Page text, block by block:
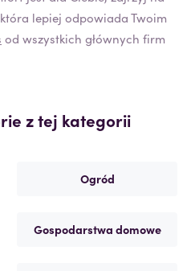
lepiej odpowiada Twoim
od wszystkich głównych firm
z tej kategorii
Ogród
Gospodarstwa domowe